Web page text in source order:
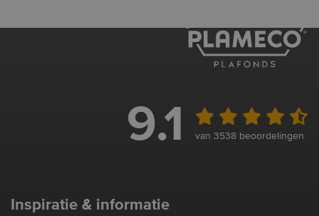
9.1 van 3538 beoordelingen
Inspiratie & informatie